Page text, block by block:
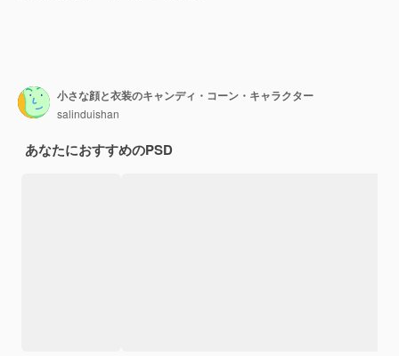
小さな顔と衣装のキャンディ・コーン・キャラクター
salinduishan
あなたにおすすめのPSD